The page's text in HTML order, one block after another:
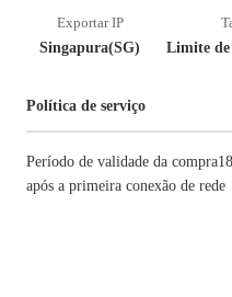
Exportar IP
Singapura(SG)
Limite de
Política de serviço
Período de validade da
após a primeira conexão de